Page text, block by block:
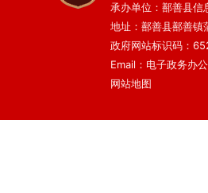
承办单位：鄯善县信
地址：鄯善县鄯善
政府网站标识码：
Email：电子政务办
网站地图